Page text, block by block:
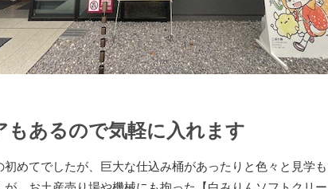
もあるので気軽に入れます
初めてでしたが、巨大な仕込み桶があったりと色々と見学